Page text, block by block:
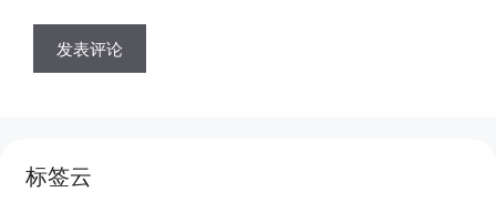
标签云